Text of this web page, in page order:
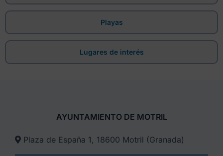
Playas
Lugares de interés
AYUNTAMIENTO DE MOTRIL
Plaza de España 1, 18600 Motril (Granada)​